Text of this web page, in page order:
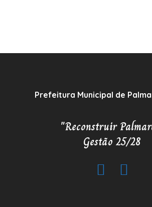
Prefeitura Municipal de
"Reconstruir
Gestão 25/28